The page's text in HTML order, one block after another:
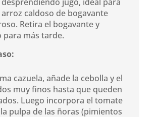
caldoso de bogavante
Retira el bogavante y
para más tarde.
cazuela, añade la cebolla y el
muy finos hasta que queden
Luego incorpora el tomate
pulpa de las ñoras (pimientos